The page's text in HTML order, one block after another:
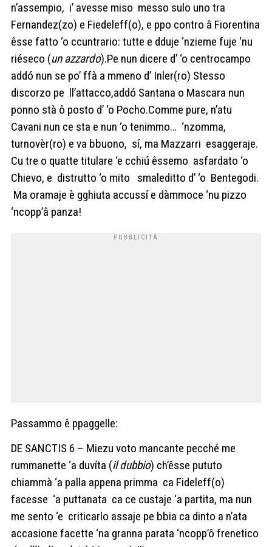
n’assempio, i’ avesse miso messo sulo uno tra
Fernandez(zo) e Fiedeleff(o), e ppo contro â Fiorentina
êsse fatto ‘o ccuntrario: tutte e dduje ‘nzieme fuje ‘nu
riéseco (un azzardo).Pe nun dicere d’ ‘o centrocampo
addó nun se po’ ffà a mmeno d’ Inler(ro) Stesso
discorzo pe ll’attacco,addó Santana o Mascara nun
ponno stà ô posto d’ ‘o Pocho.Comme pure, n’atu
Cavani nun ce sta e nun ‘o tenimmo… ‘nzomma,
turnovèr(ro) e va bbuono, sí, ma Mazzarri esaggeraje.
Cu tre o quatte titulare ‘e cchiú êssemo asfardato ‘o
Chievo, e distrutto ‘o mito smaleditto d’ ‘o Bentegodi.
Ma oramaje è gghiuta accussí e dàmmoce ‘nu pizzo
‘ncopp’â panza!
Passammo ê ppaggelle:
DE SANCTIS 6 – Miezu voto mancante pecché me
rummanette ‘a duvíta (il dubbio) ch’êsse pututo
chiammà ‘a palla appena primma ca Fideleff(o)
facesse ‘a puttanata ca ce custaje ‘a partita, ma nun
me sento ‘e criticarlo assaje pe bbia ca dinto a n’ata
accasione facette ‘na granna parata ‘ncopp’ô frenetico